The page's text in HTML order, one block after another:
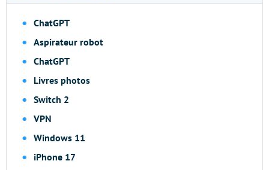
ChatGPT
Aspirateur robot
ChatGPT
Livres photos
Switch 2
VPN
Windows 11
iPhone 17